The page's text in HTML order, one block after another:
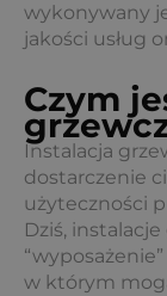
wykonywany
jakości usług
Czym
Instalacja
dostarczenie
użyteczności
Dziś,
w którym